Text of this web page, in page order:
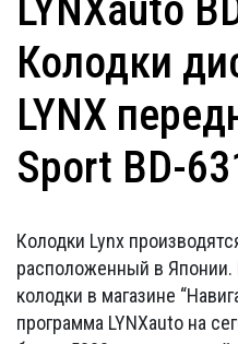
LYNXauto
Колодки
LYNX
Sport BD-
Колодки Lynx
расположенный в Японии.
колодки в магазине
программа LYNXauto на